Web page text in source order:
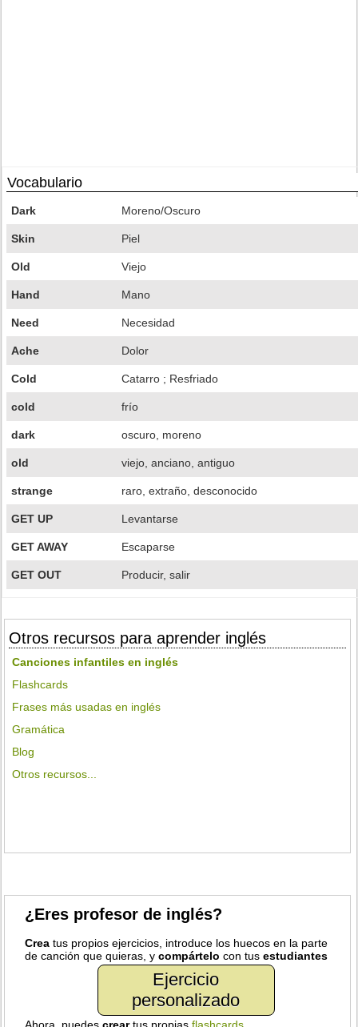
Vocabulario
Dark Moreno/Oscuro
Skin Piel
Old Viejo
Hand Mano
Need Necesidad
Ache Dolor
Cold Catarro ; Resfriado
cold frío
dark oscuro, moreno
old viejo, anciano, antiguo
strange raro, extraño, desconocido
GET UP Levantarse
GET AWAY Escaparse
GET OUT Producir, salir
Otros recursos para aprender inglés
Canciones infantiles en inglés
Flashcards
Frases más usadas en inglés
Gramática
Blog
Otros recursos...
¿Eres profesor de inglés?
Crea tus propios ejercicios, introduce los huecos en la parte
de canción que quieras, ycompártelo con tusestudiantes
Ejercicio
personalizado